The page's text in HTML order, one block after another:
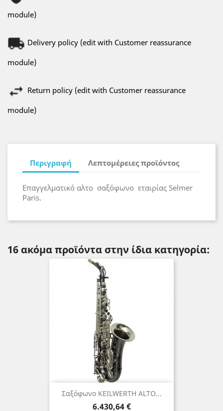
module)
Delivery policy (edit with Customer reassurance
module)
Return policy (edit with Customer reassurance
module)
Περιγραφή Λεπτομέρειες προϊόντος
Επαγγελματικό αλτο σαξόφωνο εταιρίας Selmer
Paris.
16 ακόμα προϊόντα στην ίδια κατηγορία:
Σαξόφωνο KEILWERTH ALTO...
Τιμή
6.430,64 €